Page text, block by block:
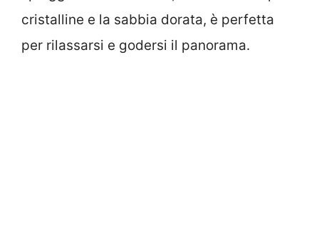
cristalline e la sabbia dorata, è perfetta
per rilassarsi e godersi il panorama.